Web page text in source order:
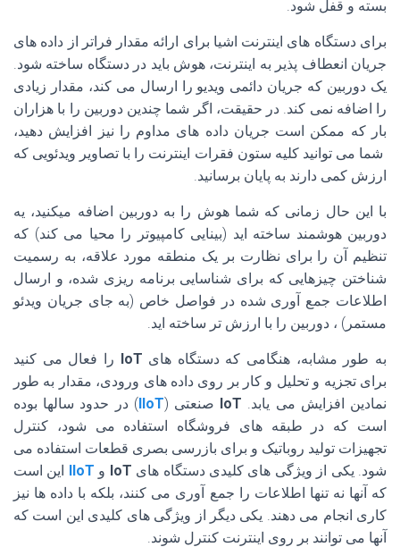
بسته و قفل شود.
برای دستگاه های اینترنت اشیا برای ارائه مقدار فراتر از داده های
جریان انعطاف پذیر به اینترنت، هوش باید در دستگاه ساخته شود.
یک دوربین که جریان دائمی ویدیو را ارسال می کند، مقدار زیادی
را اضافه نمی کند. در حقیقت، اگر شما چندین دوربین را با هزاران
بار که ممکن است جریان داده های مداوم را نیز افزایش دهید،
شما می توانید کلیه ستون فقرات اینترنت را با تصاویر ویدئویی که
ارزش کمی دارند به پایان برسانید.
با این حال زمانی که شما هوش را به دوربین اضافه میکنید، یه
دوربین هوشمند ساخته اید (بینایی کامپیوتر را محیا می کند) که
تنظیم آن را برای نظارت بر یک منطقه مورد علاقه، به رسمیت
شناختن چیزهایی که برای شناسایی برنامه ریزی شده، و ارسال
اطلاعات جمع آوری شده در فواصل خاص (به جای جریان ویدئو
مستمر) ، دوربین را با ارزش تر ساخته اید.
به طور مشابه، هنگامی که دستگاه های IoT را فعال می کنید
برای تجزیه و تحلیل و کار بر روی داده های ورودی، مقدار به طور
نمادین افزایش می یابد. IoT صنعتی (IIoT) در حدود سالها بوده
است که در طبقه های فروشگاه استفاده می شود، کنترل
تجهیزات تولید روباتیک و برای بازرسی بصری قطعات استفاده می
شود. یکی از ویژگی های کلیدی دستگاه های IoT و IIoT این است
که آنها نه تنها اطلاعات را جمع آوری می کنند، بلکه با داده ها نیز
کاری انجام می دهند. یکی دیگر از ویژگی های کلیدی این است که
آنها می توانند بر روی اینترنت کنترل شوند.